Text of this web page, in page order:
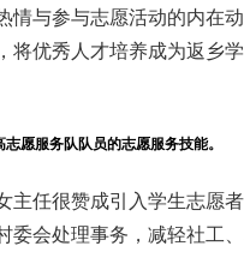
情与参与志愿活动的内在
将优秀人才培养成为返乡
愿服务队队员的志愿服务技能。
主任很赞成引入学生志愿
委会处理事务，减轻社工